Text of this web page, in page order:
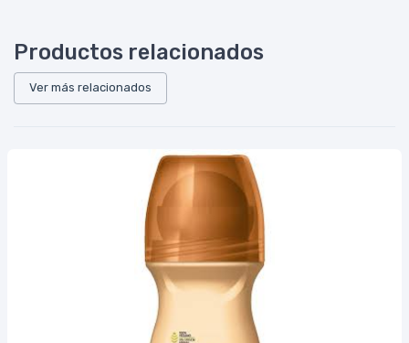
Productos relacionados
Ver más relacionados